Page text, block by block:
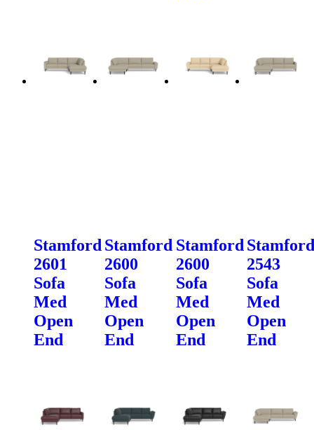
Stamford
2601
Sofa
Med
Open
End
Stamford
2600
Sofa
Med
Open
End
Stamford
2600
Sofa
Med
Open
End
Stamford
2543
Sofa
Med
Open
End